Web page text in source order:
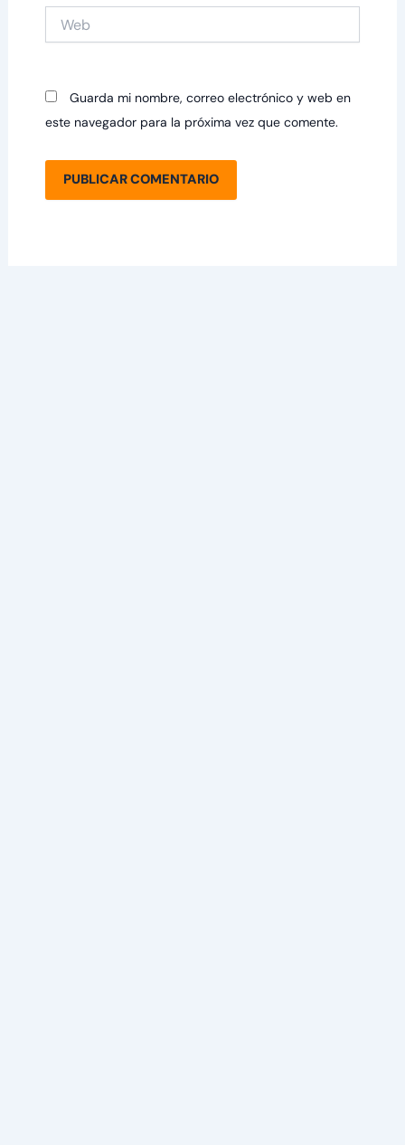
Guarda mi nombre, correo electrónico y web en
este navegador para la próxima vez que comente.